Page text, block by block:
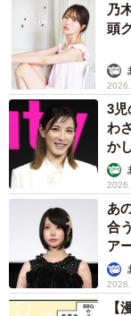
乃
頭
3
わ
か
あ
合
ア
【